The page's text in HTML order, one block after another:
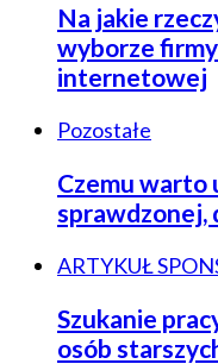
Na jakie
wyborze
internetowej
Pozostałe
Czemu warto
sprawdzonej,
ARTYKUŁ
Szukanie
osób